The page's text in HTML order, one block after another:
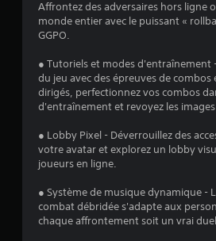
Affrontez des adversaires hors ligne
monde entier avec le puissant «
GGPO.
● Tutoriels et modes d'entraînement
du jeu avec des épreuves de
dirigés, perfectionnez vos combos
d'entraînement et revoyez les
● Lobby Pixel - Déverrouillez des
votre avatar et explorez un lobby
joueurs en ligne.
● Système de musique dynamique -
combat débridée s'adapte aux
chaque affrontement soit un vrai